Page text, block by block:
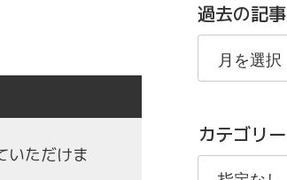
いただけま
過去の記事
過
の
事
カテゴリー